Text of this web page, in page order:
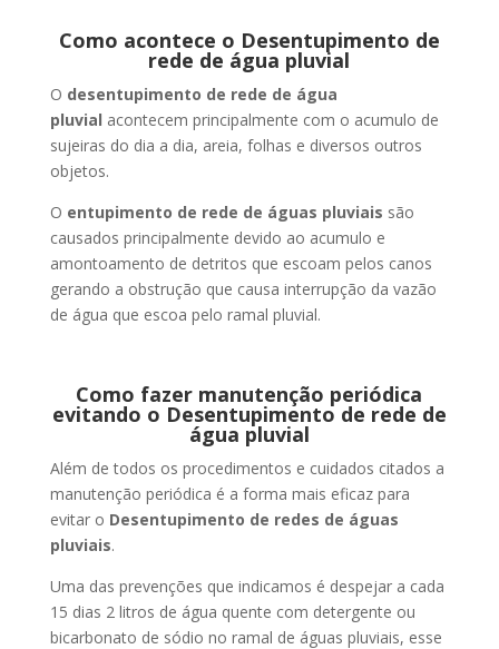
Como acontece o Desentupimento de
rede de água pluvial
O desentupimento de rede de água
pluvial acontecem principalmente com o acumulo de
sujeiras do dia a dia, areia, folhas e diversos outros
objetos.
O entupimento de rede de águas pluviais são
causados principalmente devido ao acumulo e
amontoamento de detritos que escoam pelos canos
gerando a obstrução que causa interrupção da vazão
de água que escoa pelo ramal pluvial.
Como fazer manutenção periódica
evitando o Desentupimento de rede de
água pluvial
Além de todos os procedimentos e cuidados citados a
manutenção periódica é a forma mais eficaz para
evitar o Desentupimento de redes de águas
pluviais.
Uma das prevenções que indicamos é despejar a cada
15 dias 2 litros de água quente com detergente ou
bicarbonato de sódio no ramal de águas pluviais, esse